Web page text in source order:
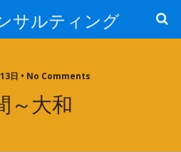
サルティング
日 • No Comments
～大和